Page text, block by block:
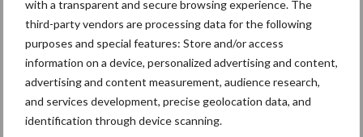
with a transparent and secure browsing experience. The
third-party vendors are processing data for the following
purposes and special features: Store and/or access
information on a device, personalized advertising and content,
advertising and content measurement, audience research,
and services development, precise geolocation data, and
identification through device scanning.
PrimaireRecent nieuws Partner nieuws
Toon meer